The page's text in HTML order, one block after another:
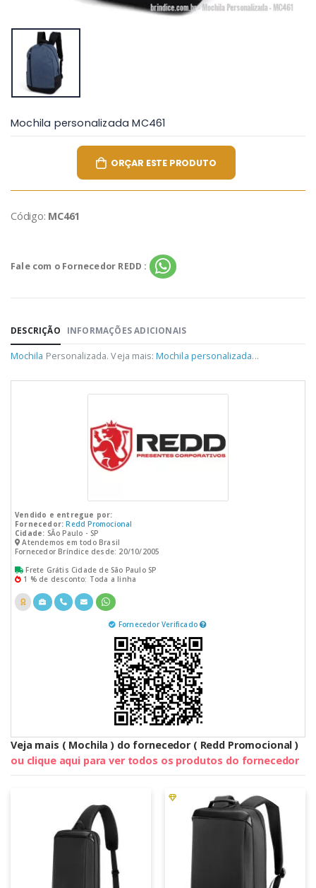
Mochila personalizada MC461
ORÇAR ESTE PRODUTO
Código: MC461
Fale com o Fornecedor REDD :
DESCRIÇÃO INFORMAÇÕES ADICIONAIS
Mochila Personalizada. Veja mais:Mochila personalizada...
Vendido e entregue por:
Fornecedor: Redd Promocional
Cidade: SÃo Paulo - SP
Atendemos em todo Brasil
Fornecedor Bríndice desde: 20/10/2005
Frete Grátis Cidade de São Paulo SP
1 % de desconto: Toda a linha
Fornecedor Verificado
Veja mais ( Mochila ) do fornecedor ( Redd Promocional )
ou clique aqui para ver todos os produtos do fornecedor